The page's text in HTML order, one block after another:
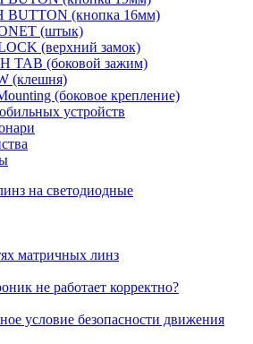
BUTTON (кнопка 16мм)
(штык)
(верхний замок)
TAB (боковой зажим)
(клешня)
(боковое крепление)
устройств
матричных линз
не работает корректно?
условие безопасности движения